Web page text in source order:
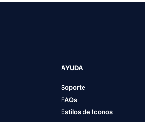
AYUDA
Soporte
FAQs
Estilos de Iconos